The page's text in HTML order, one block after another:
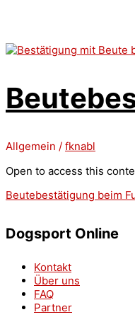
Allgemein / fknabl
Open to access this
Beutebestätigung beim
Dogsport Online
Kontakt
Über uns
FAQ
Partner